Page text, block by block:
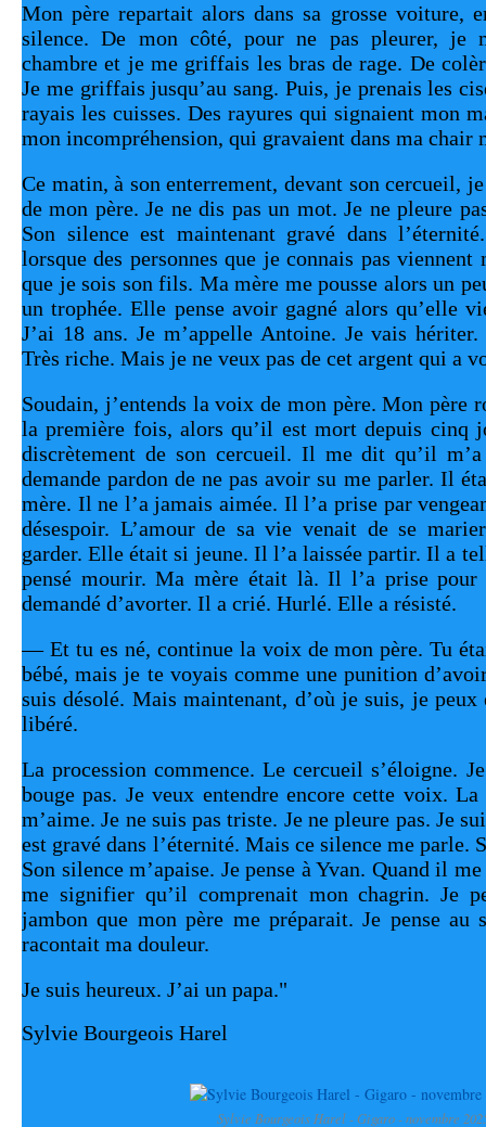
Mon père repartait alors dans sa grosse voiture,
silence. De mon côté, pour ne pas pleurer, je
chambre et je me griffais les bras de rage. De
Je me griffais jusqu’au sang. Puis, je prenais les
rayais les cuisses. Des rayures qui signaient mon
mon incompréhension, qui gravaient dans ma chair
Ce matin, à son enterrement, devant son cercueil,
de mon père. Je ne dis pas un mot. Je ne pleure
Son silence est maintenant gravé dans
lorsque des personnes que je connais pas viennent
que je sois son fils. Ma mère me pousse alors un
un trophée. Elle pense avoir gagné alors qu’elle
J’ai 18 ans. Je m’appelle Antoine. Je vais
Très riche. Mais je ne veux pas de cet argent qui a
Soudain, j’entends la voix de mon père. Mon père
la première fois, alors qu’il est mort depuis cinq
discrètement de son cercueil. Il me dit qu’il
demande pardon de ne pas avoir su me parler. Il
mère. Il ne l’a jamais aimée. Il l’a prise par
désespoir. L’amour de sa vie venait de se
garder. Elle était si jeune. Il l’a laissée partir. Il a
pensé mourir. Ma mère était là. Il l’a prise
demandé d’avorter. Il a crié. Hurlé. Elle a résisté.
— Et tu es né, continue la voix de mon père. Tu
bébé, mais je te voyais comme une punition
suis désolé. Mais maintenant, d’où je suis, je
libéré.
La procession commence. Le cercueil s’éloigne.
bouge pas. Je veux entendre encore cette voix.
m’aime. Je ne suis pas triste. Je ne pleure pas. Je
est gravé dans l’éternité. Mais ce silence me parle.
Son silence m’apaise. Je pense à Yvan. Quand il
me signifier qu’il comprenait mon chagrin. Je
jambon que mon père me préparait. Je pense au
racontait ma douleur.
Je suis heureux. J’ai un papa."
Sylvie Bourgeois Harel
Sylvie Bourgeois Harel - Gigaro - novembre